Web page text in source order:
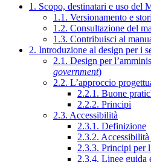
1. Scopo, destinatari e uso del
1.1. Versionamento e
1.2. Consultazione del
1.3. Contribuisci al
2. Introduzione al design per i
2.1. Design per
government)
2.2. L’approccio
2.2.1. Buone
2.2.2. Principi
2.3. Accessibilità
2.3.1. Definizione
2.3.2.
2.3.3. Principi per
2.3.4. Linee guida